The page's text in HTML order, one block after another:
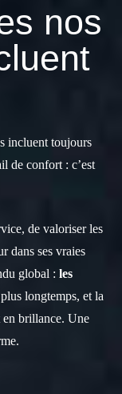
nos
incluent toujours
de confort : c’est
de valoriser les
dans ses vraies
global : les
longtemps, et la
en brillance. Une